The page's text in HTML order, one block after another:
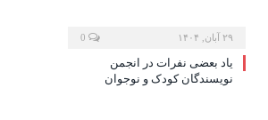
۲۹ آبان, ۱۴۰۴
یاد بعضی نفرات در انجمن
نویسندگان کودک و نوجوان